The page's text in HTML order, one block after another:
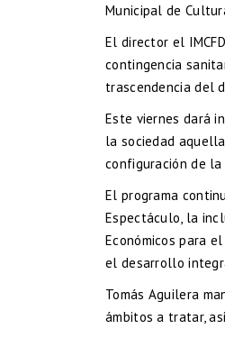
Municipal de
El director el
contingencia
trascendencia del
Este viernes dará
la sociedad
configuración de
El programa
Espectáculo, la
Económicos para
el desarrollo
Tomás Aguilera
ámbitos a tratar,